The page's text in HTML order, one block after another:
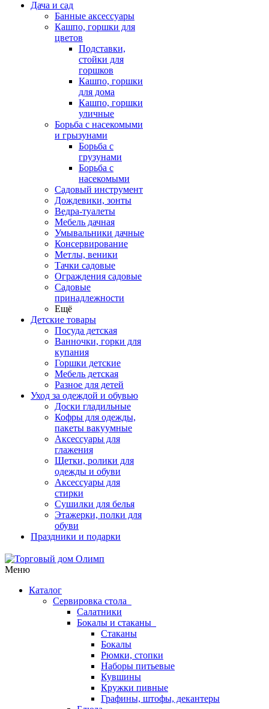
Дача и сад
Банные аксессуары
Кашпо, горшки для
цветов
Подставки,
стойки для
горшков
Кашпо, горшки
для дома
Кашпо, горшки
уличные
Борьба с насекомыми
и грызунами
Борьба с
грузунами
Борьба с
насекомыми
Садовый инструмент
Дождевики, зонты
Ведра-туалеты
Мебель дачная
Умывальники дачные
Консервирование
Метлы, веники
Тачки садовые
Ограждения садовые
Садовые
принадлежности
Ещё
Детские товары
Посуда детская
Ванночки, горки для
купания
Горшки детские
Мебель детская
Разное для детей
Уход за одеждой и обувью
Доски гладильные
Кофры для одежды,
пакеты вакуумные
Аксессуары для
глажения
Щетки, ролики для
одежды и обуви
Аксессуары для
стирки
Сушилки для белья
Этажерки, полки для
обуви
Праздники и подарки
Меню
Каталог
Сервировка стола
Салатники
Бокалы и стаканы
Стаканы
Бокалы
Рюмки, стопки
Наборы питьевые
Кувшины
Кружки пивные
Графины, штофы, декантеры